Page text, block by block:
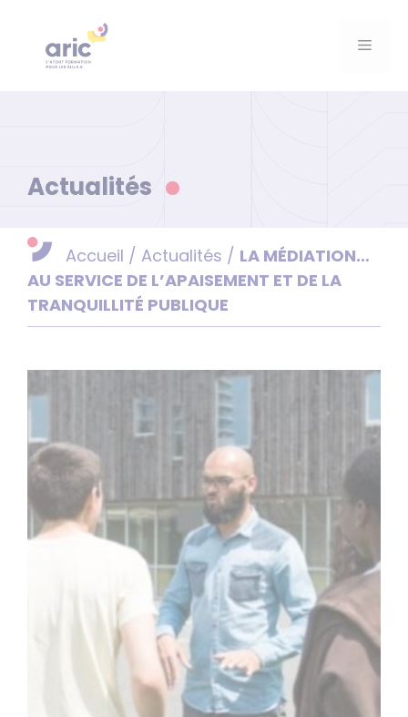
contenu
Menu
Actualités
Accueil / Actualités / LA MÉDIATION…
AU SERVICE DE L’APAISEMENT ET DE LA
TRANQUILLITÉ PUBLIQUE